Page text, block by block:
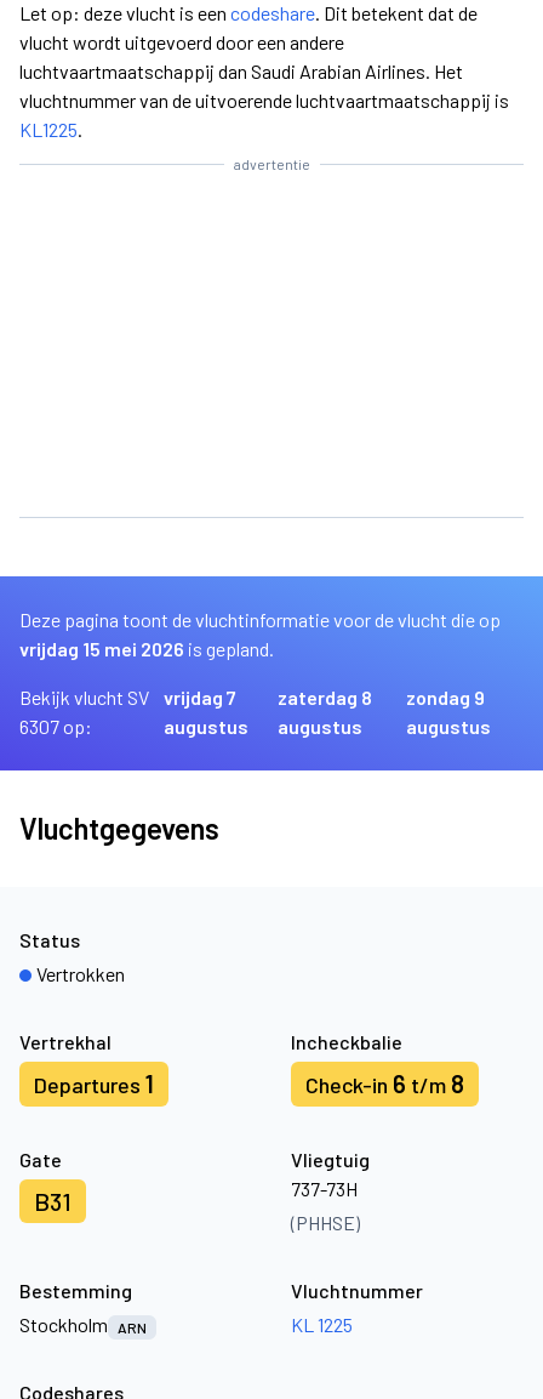
Let op: deze vlucht is een codeshare. Dit betekent dat de
vlucht wordt uitgevoerd door een andere
luchtvaartmaatschappij dan Saudi Arabian Airlines. Het
vluchtnummer van de uitvoerende luchtvaartmaatschappij is
KL1225.
advertentie
Deze pagina toont de vluchtinformatie voor de vlucht die op
vrijdag 15 mei 2026 is gepland.
Bekijk vlucht SV
6307 op:
vrijdag 7
augustus
zaterdag 8
augustus
zondag 9
augustus
Vluchtgegevens
Vertrekhal
Departures 1
Incheckbalie
Check-in 6 t/m 8
Gate
B31
Vliegtuig
737-73H
(PHHSE)
Status
Vertrokken
Bestemming
Stockholm
ARN
Vluchtnummer
KL 1225
Codeshares